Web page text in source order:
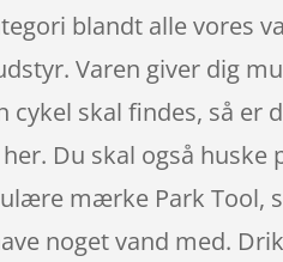
blandt alle vores
Varen giver dig
cykel skal findes, så
Du skal også huske
mærke Park Tool,
noget vand med.